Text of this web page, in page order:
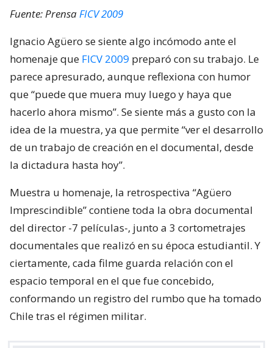
Fuente: PrensaFICV 2009
Ignacio Agüero se siente algo incómodo ante el
homenaje que FICV 2009 preparó con su trabajo. Le
parece apresurado, aunque reflexiona con humor
que “puede que muera muy luego y haya que
hacerlo ahora mismo”. Se siente más a gusto con la
idea de la muestra, ya que permite “ver el desarrollo
de un trabajo de creación en el documental, desde
la dictadura hasta hoy”.
Muestra u homenaje, la retrospectiva “Agüero
Imprescindible” contiene toda la obra documental
del director -7 películas-, junto a 3 cortometrajes
documentales que realizó en su época estudiantil. Y
ciertamente, cada filme guarda relación con el
espacio temporal en el que fue concebido,
conformando un registro del rumbo que ha tomado
Chile tras el régimen militar.